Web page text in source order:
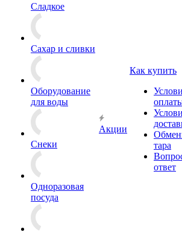
Сладкое
Сахар и сливки
Оборудование
для воды
Снеки
Одноразовая
посуда
Акции
Как купить
тара
ответ